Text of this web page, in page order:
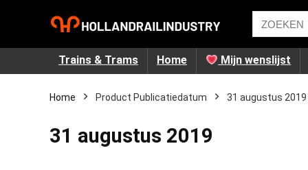
Trains & Trams Home Mijn wenslijst
Home Product Publicatiedatum ‎31 augustus 2019
‎31 augustus 2019